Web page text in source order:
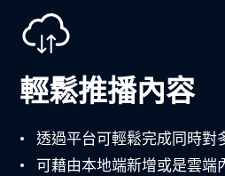
輕鬆推播內容
透過平台可輕鬆完成同時對
可藉由本地端新增或是雲端